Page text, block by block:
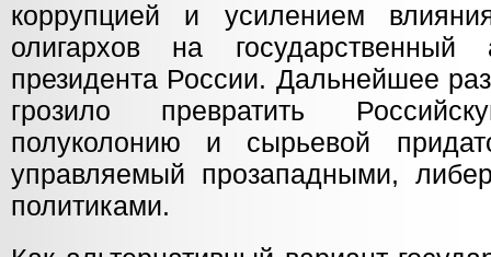
коррупцией и усилением
олигархов на
президента России. Дальнейшее
грозило превратить
полуколонию и сырьевой
управляемый прозападными,
политиками.